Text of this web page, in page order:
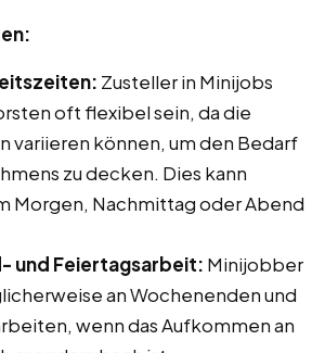
Zusteller in Minijobs
oft flexibel sein, da die
variieren können, um den Bedarf
zu decken. Dies kann
Morgen, Nachmittag oder Abend
und Feiertagsarbeit: Minijobber
an Wochenenden und
wenn das Aufkommen an